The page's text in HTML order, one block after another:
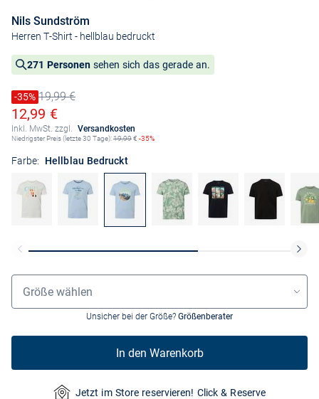
Nils Sundström
Herren T-Shirt - hellblau bedruckt
271 Personen sehen sich das gerade an.
Preis reduziert um
-35%
Alter Preis19,99 €
Ermäßigter Preis
12,99 €
Inkl. MwSt. zzgl. Versandkosten
Niedrigster Preis (letzte 30 Tage):19,99€ -35%
Farbe: Hellblau Bedruckt
Größenauswahl
Größe wählen
Unsicher bei der Größe? Größenberater
In den Warenkorb
Jetzt im Store reservieren! Click & Reserve